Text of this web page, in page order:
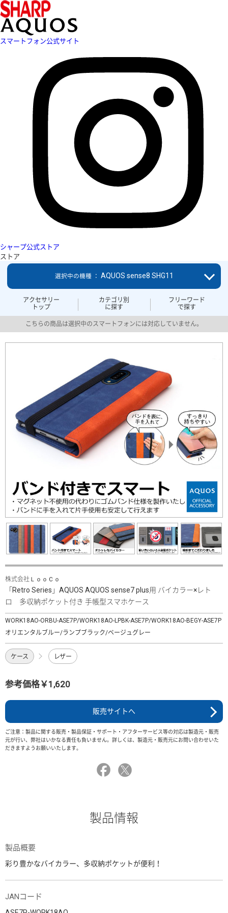
スマートフォン公式サイト
シャープ公式ストア
ストア
アクセサリー
トップ
カテゴリ別
に探す
フリーワード
で探す
選択中の機種 ： AQUOS sense8 SHG11
こちらの商品は選択中のスマートフォンには対応していません。
株式会社ＬｏｏＣｏ
「Retro Series」AQUOS AQUOS sense7 plus用 バイカラー×レト
ロ 多収納ポケット付き 手帳型スマホケース
WORK18AO-ORBU-ASE7P/WORK18AO-LPBK-ASE7P/WORK18AO-BEGY-ASE7P
オリエンタルブルー/ランプブラック/ベージュグレー
ケース レザー
参考価格￥1,620
販売サイトへ
ご注意：製品に関する販売・製品保証・サポート・アフターサービス等の対応は製造元・販売
元が行い、弊社はいかなる責任も負いません。詳しくは、製造元・販売元にお問い合わせいた
だきますようお願いいたします。
製品情報
製品概要
彩り豊かなバイカラー、多収納ポケットが便利！
JANコード